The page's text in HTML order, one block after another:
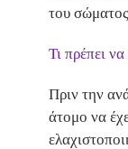
του
Τι πρέπει
Πριν την
άτομο να